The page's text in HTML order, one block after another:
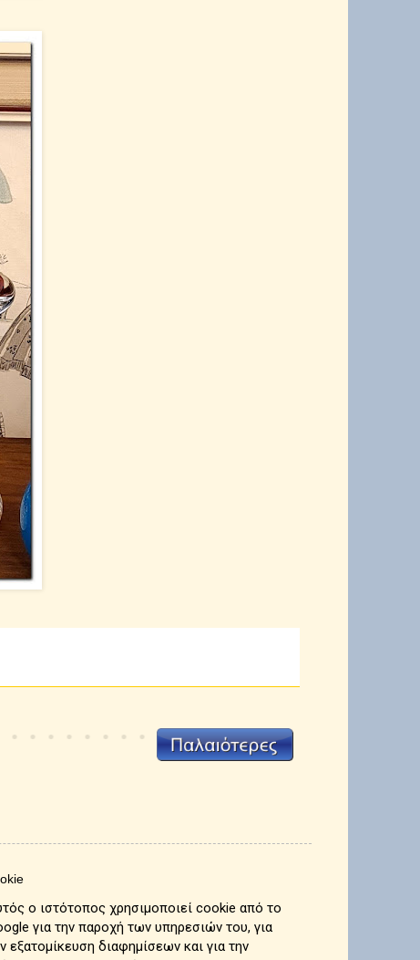
ο ιστότοπος χρησιμοποιεί cookie από το
για την παροχή των υπηρεσιών του, για
εξατομίκευση διαφημίσεων και για την